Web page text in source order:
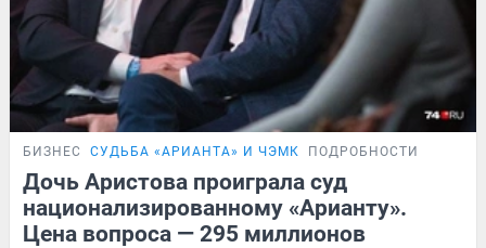
БИЗНЕС СУДЬБА «АРИАНТА» И ЧЭМК ПОДРОБНОСТИ
Дочь Аристова проиграла суд
национализированному «Арианту».
Цена вопроса — 295 миллионов